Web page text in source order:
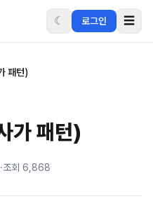
☾ 로그인 ☰
패턴)
패턴)
·조회 6,868